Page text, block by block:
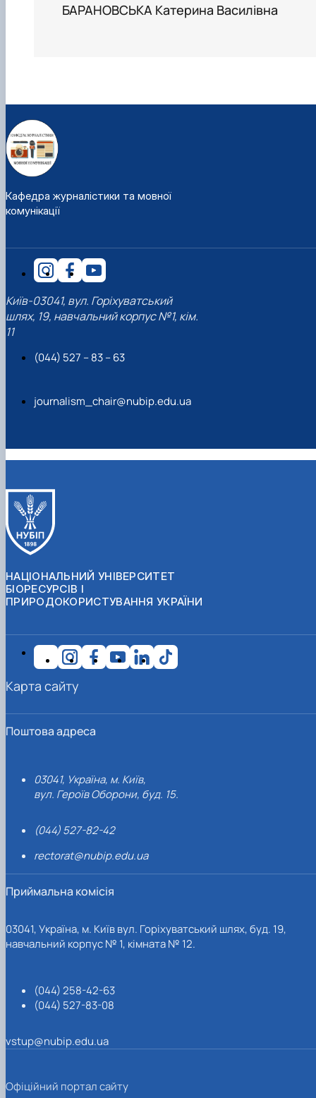
БАРАНОВСЬКА Катерина Василівна
Кафедра журналістики та мовної
комунікації
Київ-03041, вул. Горіхуватський
шлях, 19, навчальний корпус №1, кім.
11
(044) 527 – 83 – 63
journalism_chair@nubip.edu.ua
НАЦІОНАЛЬНИЙ УНІВЕРСИТЕТ
БІОРЕСУРСІВ І
ПРИРОДОКОРИСТУВАННЯ УКРАЇНИ
Поштова адреса
03041, Україна, м. Київ,
вул. Героїв Оборони, буд. 15.
(044) 527-82-42
rectorat@nubip.edu.ua
Приймальна комісія
03041, Україна, м. Київ вул. Горіхуватський шлях, буд. 19,
навчальний корпус № 1, кімната № 12.
(044) 258-42-63
(044) 527-83-08
vstup@nubip.edu.ua
Карта сайту
Офіційний портал сайту